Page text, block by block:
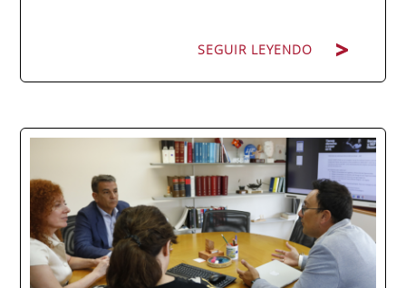
SEGUIR LEYENDO
La promoción 2025/2026 de ENAE Business
School se convirtió en una de las más
internacionales de la historia de la escuela
en una ceremonia celebrada en Murcia
con 44 grados y más de 600 asistentes.
Ricardo Navarro, vicepresidente senior de